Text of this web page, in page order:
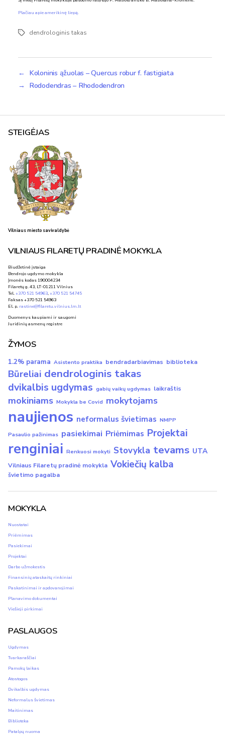
Plačiau apie amerikinę liepą.
Žymosdendrologinis takas
← Koloninis ąžuolas – Quercus robur f. fastigiata
→ Rododendras – Rhododendron
STEIGĖJAS
Vilniaus miesto savivaldybė
VILNIAUS FILARETŲ PRADINĖ MOKYKLA
Biudžetinė įstaiga
Bendrojo ugdymo mokykla
Įmonės kodas 190004234
Filaretų g. 43, LT-01211 Vilnius
Tel.+370 521 54963,+370 521 54745
Faksas +370 521 54963
El. p. rastine@filaretu.vilnius.lm.lt
Duomenys kaupiami ir saugomi
Juridinių asmenų registre
ŽYMOS
1.2% parama Asistento praktika bendradarbiavimas biblioteka
Būreliai dendrologinis takas
dvikalbis ugdymas gabių vaikų ugdymas laikraštis
mokiniams Mokykla be Covid mokytojams
naujienos neformalus švietimas NMPP
Pasaulio pažinimas pasiekimai Priėmimas Projektai
renginiai Renkuosi mokyti Stovykla tevams UTA
Vilniaus Filaretų pradinė mokykla Vokiečių kalba
švietimo pagalba
MOKYKLA
Nuostatai
Priėmimas
Pasiekimai
Projektai
Darbo užmokestis
Finansinių ataskaitų rinkiniai
Paskatinimai ir apdovanojimai
Planavimo dokumentai
Viešieji pirkimai
PASLAUGOS
Ugdymas
Tvarkaraščiai
Pamokų laikas
Atostogos
Dvikalbis ugdymas
Neformalus švietimas
Maitinimas
Biblioteka
Patalpų nuoma